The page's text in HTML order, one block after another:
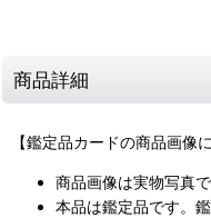
商品詳細
【鑑定品カードの商品画像
商品画像は実物写真
本品は鑑定品です。